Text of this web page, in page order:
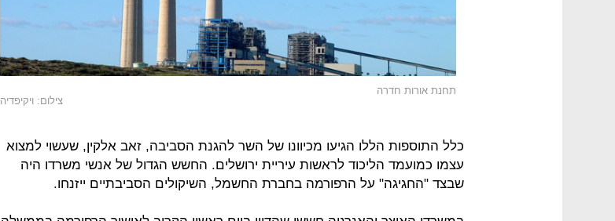
תחנת אורות חדרה
צילום: ויקיפדיה
כלל התוספות הללו הגיעו מכיוונו של השר להגנת הסביבה, זאב אלקין, שעשוי למצוא
עצמו כמועמד הליכוד לראשות עיריית ירושלים. החשש הגדול של אנשי משרדו היה
שבצד "החגיגה" על הרפורמה בחברת החשמל, השיקולים הסביבתיים ייזנחו.